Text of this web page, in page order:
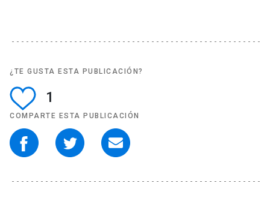
¿TE GUSTA ESTA PUBLICACIÓN?
1
COMPARTE ESTA PUBLICACIÓN